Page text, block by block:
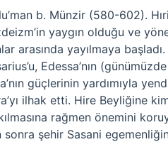
b. Münzir (580-602).
yaygın olduğu ve
arasında yayılmaya
Edessa’nın
güçlerinin yardımıyla
ilhak etti. Hire Beyliğine
rağmen önemini
sonra şehir Sasani